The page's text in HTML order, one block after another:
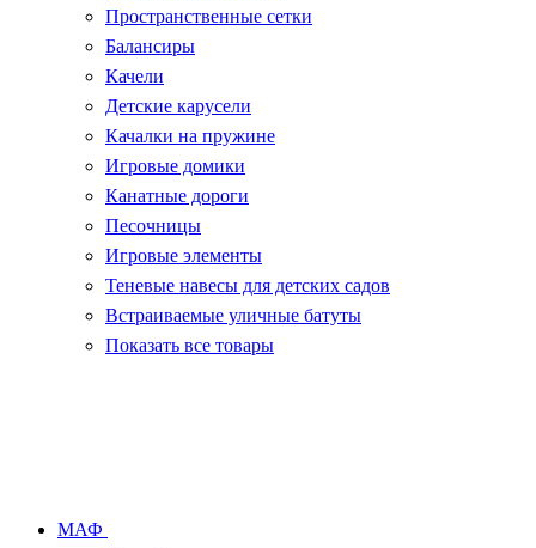
Пространственные сетки
Балансиры
Качели
Детские карусели
Качалки на пружине
Игровые домики
Канатные дороги
Песочницы
Игровые элементы
Теневые навесы для детских садов
Встраиваемые уличные батуты
Показать все товары
МАФ